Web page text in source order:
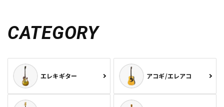
CATEGORY
エレキギター アコギ/エレアコ